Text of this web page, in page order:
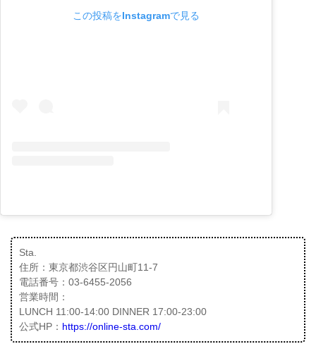
この投稿をInstagramで見る
Sta.
住所：東京都渋谷区円山町11-7
電話番号：03-6455-2056
営業時間：
LUNCH 11:00-14:00 DINNER 17:00-23:00
公式HP： https://online-sta.com/